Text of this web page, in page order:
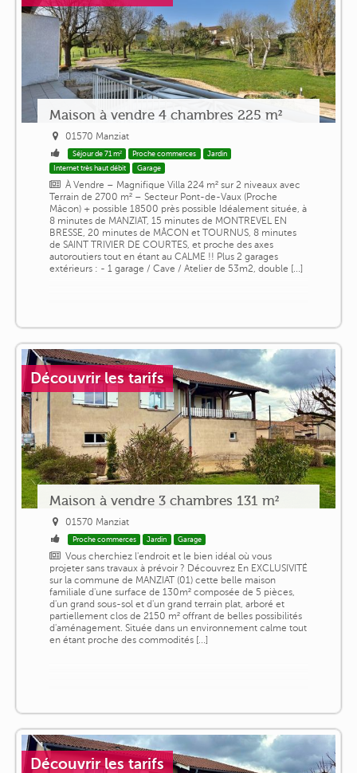
Maison à vendre 4 chambres 225 m²
01570 Manziat
Séjour de 71 m² Proche commerces
Jardin
Internet très haut débit
Garage
À Vendre – Magnifique Villa 224 m² sur 2 niveaux avec
Terrain de 2700 m² – Secteur Pont-de-Vaux (Proche
Mâcon) + possible 18500 près possible Idéalement située, à
8 minutes de MANZIAT, 15 minutes de MONTREVEL EN
BRESSE, 20 minutes de MÂCON et TOURNUS, 8 minutes
de SAINT TRIVIER DE COURTES, et proche des axes
autoroutiers tout en étant au CALME !! Plus 2 garages
extérieurs : - 1 garage / Cave / Atelier de 53m2, double [...]
Découvrir les tarifs
Maison à vendre 3 chambres 131 m²
01570 Manziat
Proche commerces Jardin Garage
Vous cherchiez l'endroit et le bien idéal où vous
projeter sans travaux à prévoir ? Découvrez En EXCLUSIVITÉ
sur la commune de MANZIAT (01) cette belle maison
familiale d'une surface de 130m² composée de 5 pièces,
d'un grand sous-sol et d'un grand terrain plat, arboré et
partiellement clos de 2150 m² offrant de belles possibilités
d'aménagement. Située dans un environnement calme tout
en étant proche des commodités [...]
Découvrir les tarifs